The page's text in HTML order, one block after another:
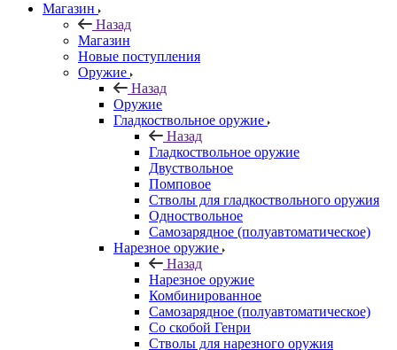
Магазин
Назад
Магазин
Новые поступления
Оружие
Назад
Оружие
Гладкоствольное оружие
Назад
Гладкоствольное оружие
Двуствольное
Помповое
Стволы для гладкоствольного оружия
Одноствольное
Самозарядное (полуавтоматическое)
Нарезное оружие
Назад
Нарезное оружие
Комбинированное
Самозарядное (полуавтоматическое)
Со скобой Генри
Стволы для нарезного оружия